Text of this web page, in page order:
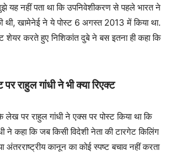
नहीं पता था कि उपनिवेशीकरण से पहले भारत ने
थी, खामेनेई ने ये पोस्ट 6 अगस्त 2013 में किया था.
शेयर करते हुए निशिकांत दुबे ने बस इतना ही कहा कि
पर राहुल गांधी ने भी क्या रिएक्ट
लेख पर राहुल गांधी ने एक्स पर पोस्ट किया था कि
ने कहा कि जब किसी विदेशी नेता की टारगेट किलिंग
अंतरराष्ट्रीय कानून का कोई स्पष्ट बचाव नहीं करता